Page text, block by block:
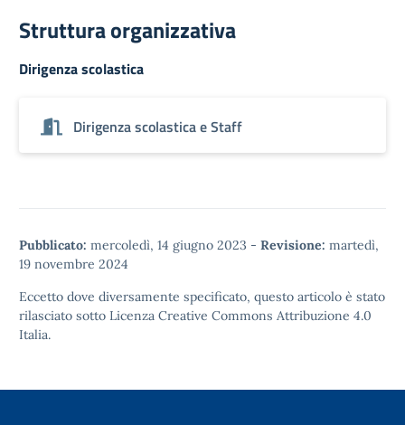
Struttura organizzativa
Dirigenza scolastica
Dirigenza scolastica e Staff
Pubblicato: mercoledì, 14 giugno 2023 - Revisione: martedì,
19 novembre 2024
Eccetto dove diversamente specificato, questo articolo è stato
rilasciato sotto Licenza Creative Commons Attribuzione 4.0
Italia.